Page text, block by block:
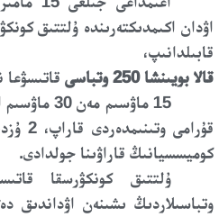
اۋدان اكىمدىكتەرىندە ۇلتتىق
قابىلدانىپ،
قالا بويىنشا 250 وتباسى
قاتىسۋعا
15 ماۋسىم
قۇرامى
كوميسسيانىڭ قاراۋىنا جولدادى.
ۇلتتىق كونكۋرسقا
وتباسىلاردىڭ ىشىنەن اۋداندىق